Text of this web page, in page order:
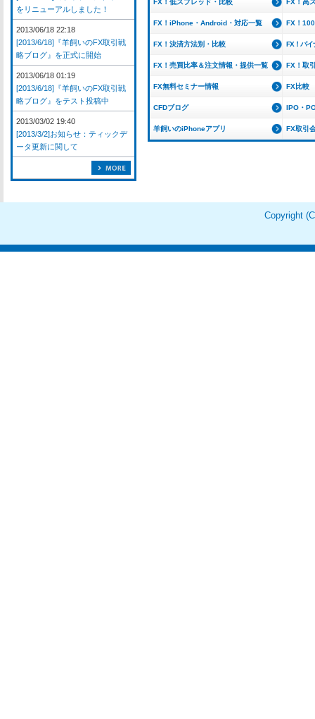
FX！低スプレッド・比較 FX！高
FX！iPhone・Android・対応一覧 FX！
FX！決済方法別・比較 FX！バイ
FX！売買比率＆注文情報・提供一覧 FX！取
FX無料セミナー情報 FX比較
CFDブログ IPO・
羊飼いのiPhoneアプリ FX取引
をリニューアルしました！
2013/06/18 22:18
[2013/6/18]『羊飼いのFX取引戦
略ブログ』を正式に開始
2013/06/18 01:19
[2013/6/18]『羊飼いのFX取引戦
略ブログ』をテスト投稿中
2013/03/02 19:40
[2013/3/2]お知らせ：ティックデ
ータ更新に関して
Copyright